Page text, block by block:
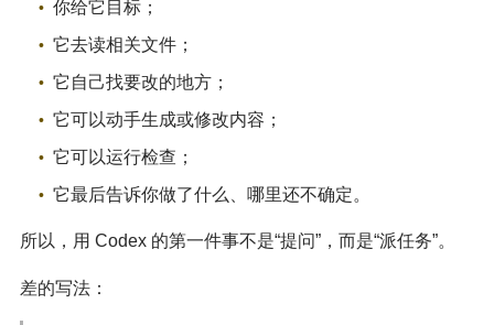
你给它目标；
它去读相关文件；
它自己找要改的地方；
它可以动手生成或修改内容；
它可以运行检查；
它最后告诉你做了什么、哪里还不确定。
所以，用 Codex 的第一件事不是“提问”，而是“派任务”。
差的写法：